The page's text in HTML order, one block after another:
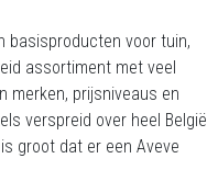
basisproducten voor tuin,
assortiment met veel
merken, prijsniveaus en
verspreid over heel België
groot dat er een Aveve